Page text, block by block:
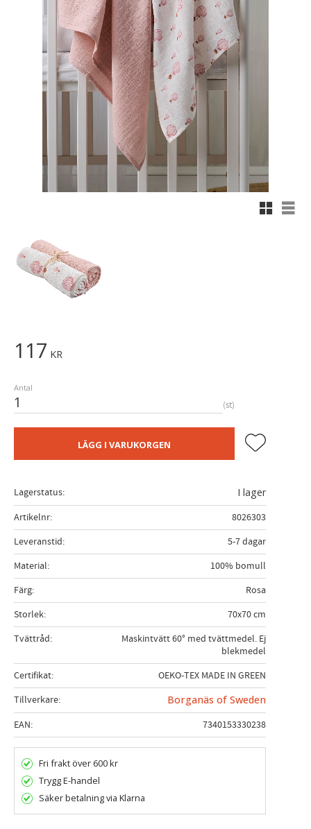
117 KR
Antal
st
LÄGG I VARUKORGEN Lägg till i
Lagerstatus
I lager
Artikelnr
8026303
Leveranstid
5-7 dagar
Material
100% bomull
Färg
Rosa
Storlek
70x70 cm
Tvättråd
Maskintvätt 60° med tvättmedel. Ej
blekmedel
Certifikat
OEKO-TEX MADE IN GREEN
Tillverkare
Borganäs of Sweden
EAN
7340153330238
Fri frakt över 600 kr
Trygg E-handel
Säker betalning via Klarna